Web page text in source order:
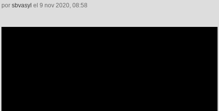
por sbvasyl el 9 nov 2020, 08:58